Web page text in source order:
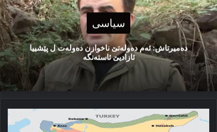
سیاسی
دەمیرتاش: ئەم دەولەتێ ناخوازن دەولەت ل پێشییا
ئازادیێ ئاستەنگە
ناڤەرۆکا
لهەڤهاتنێ